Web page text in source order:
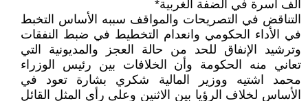
ألف أسرة في الضفة الغربية*
التناقض في التصريحات والمواقف سببه الأساس التخبط
في الأداء الحكومي وانعدام التخطيط في ضبط النفقات
وترشيد الإنفاق للحد من حالة العجز والمديونية التي
تعاني منه الحكومة وأن الخلافات بين رئيس الوزراء
محمد اشتيه ووزير المالية شكري بشارة تعود في
الأساس لخلاف الرؤيا بين الاثنين وعلى رأي المثل القائل